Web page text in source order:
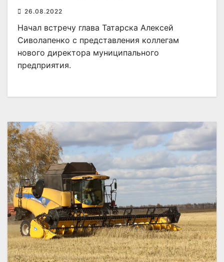
26.08.2022
Начал встречу глава Татарска Алексей
Сиволапенко с представления коллегам
нового директора муниципального
предприятия.